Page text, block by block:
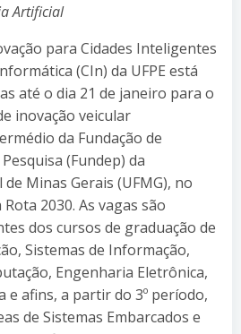
Artificial
para Cidades Inteligentes
(CIn) da UFPE está
até o dia 21 de janeiro para o
inovação veicular
da Fundação de
(Fundep) da
Minas Gerais (UFMG), no
2030. As vagas são
dos cursos de graduação de
Sistemas de Informação,
Engenharia Eletrônica,
e afins, a partir do 3º período,
de Sistemas Embarcados e